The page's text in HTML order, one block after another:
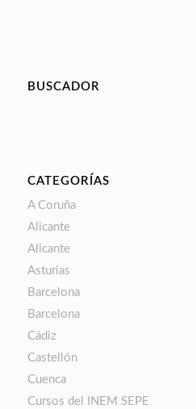
BUSCADOR
CATEGORÍAS
A Coruña
Alicante
Alicante
Asturias
Barcelona
Barcelona
Cádiz
Castellón
Cuenca
Cursos del INEM SEPE